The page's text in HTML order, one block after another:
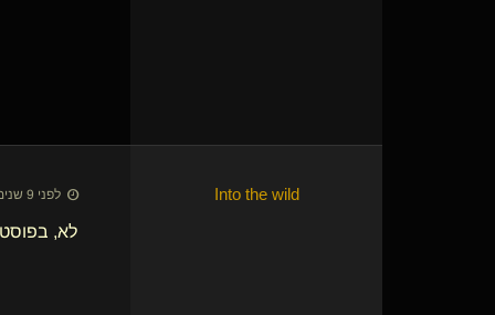
Into the wild לפני 9 שנים • 8 באוק׳ 2017
לא,